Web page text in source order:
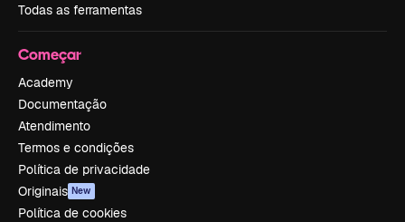
Todas as ferramentas
Começar
Academy
Documentação
Atendimento
Termos e condições
Política de privacidade
Originais New
Política de cookies